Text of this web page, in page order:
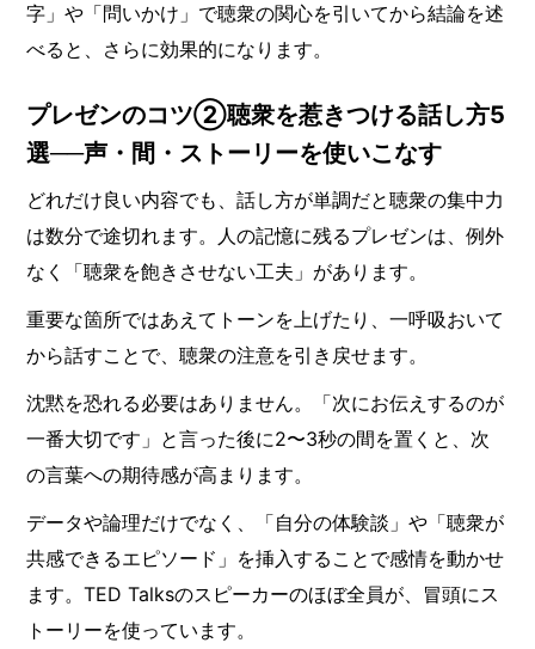
字」や「問いかけ」で聴衆の関心を引いてから結論を述
べると、さらに効果的になります。
プレゼンのコツ②聴衆を惹きつける話し方5
選──声・間・ストーリーを使いこなす
どれだけ良い内容でも、話し方が単調だと聴衆の集中力
は数分で途切れます。人の記憶に残るプレゼンは、例外
なく「聴衆を飽きさせない工夫」があります。
重要な箇所ではあえてトーンを上げたり、一呼吸おいて
から話すことで、聴衆の注意を引き戻せます。
沈黙を恐れる必要はありません。「次にお伝えするのが
一番大切です」と言った後に2〜3秒の間を置くと、次
の言葉への期待感が高まります。
データや論理だけでなく、「自分の体験談」や「聴衆が
共感できるエピソード」を挿入することで感情を動かせ
ます。TED Talksのスピーカーのほぼ全員が、冒頭にス
トーリーを使っています。